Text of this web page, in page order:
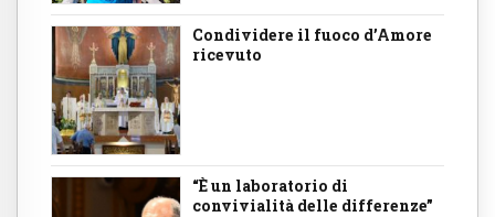
Condividere il fuoco d’Amore
ricevuto
“È un laboratorio di
convivialità delle differenze”